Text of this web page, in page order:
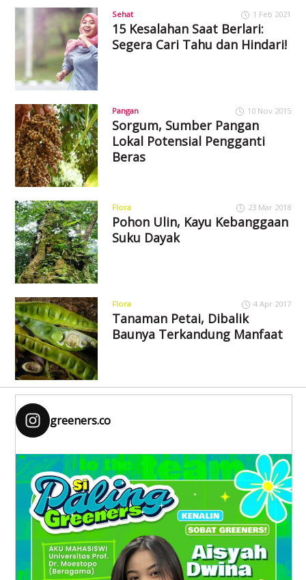
Sehat 1 Feb 2021
15 Kesalahan Saat Berlari:
Segera Cari Tahu dan Hindari!
Pangan 10 Nov 2015
Sorgum, Sumber Pangan
Lokal Potensial Pengganti
Beras
Flora 23 Mar 2018
Pohon Ulin, Kayu Kebanggaan
Suku Dayak
Flora 4 Apr 2017
Tanaman Petai, Dibalik
Baunya Terkandung Manfaat
greeners.co